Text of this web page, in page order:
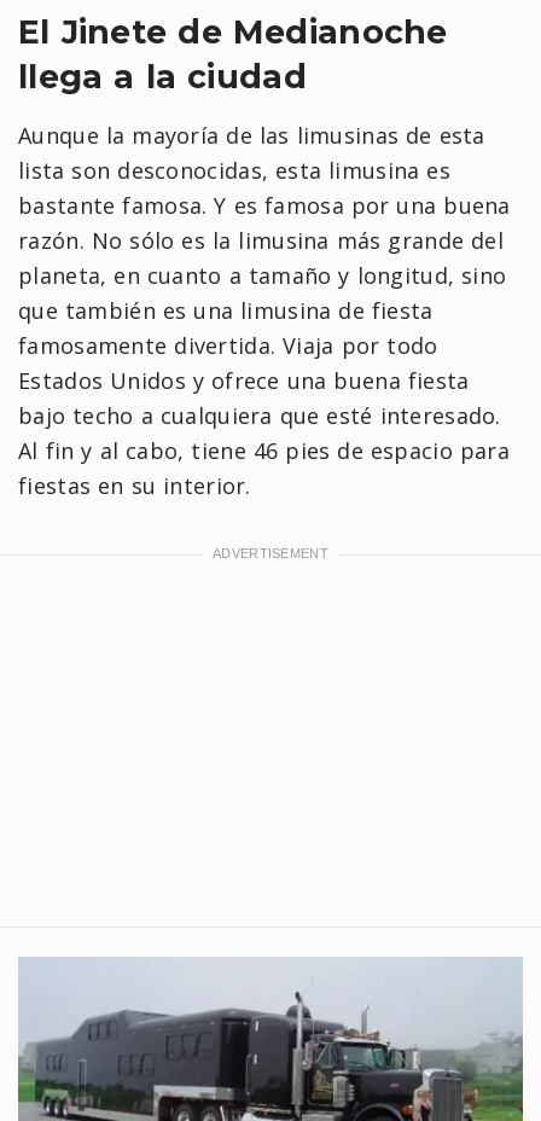
El Jinete de Medianoche
llega a la ciudad
Aunque la mayoría de las limusinas de esta
lista son desconocidas, esta limusina es
bastante famosa. Y es famosa por una buena
razón. No sólo es la limusina más grande del
planeta, en cuanto a tamaño y longitud, sino
que también es una limusina de fiesta
famosamente divertida. Viaja por todo
Estados Unidos y ofrece una buena fiesta
bajo techo a cualquiera que esté interesado.
Al fin y al cabo, tiene 46 pies de espacio para
fiestas en su interior.